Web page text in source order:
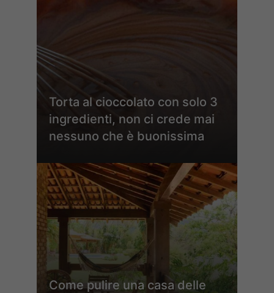
Torta al cioccolato con solo 3
ingredienti, non ci crede mai
nessuno che è buonissima
Come pulire una casa delle